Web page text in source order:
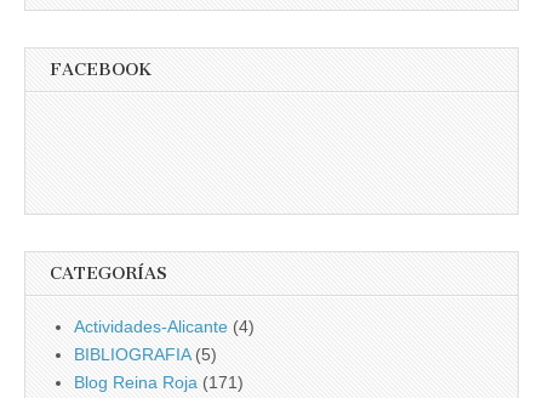
FACEBOOK
CATEGORÍAS
Actividades-Alicante (4)
BIBLIOGRAFIA(5)
Blog Reina Roja (171)